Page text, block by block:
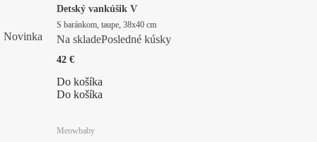
Novinka
Detský vankúšik V
S baránkom, taupe, 38x40 cm
Na skladePosledné kúsky
42 €
Do košíka
Do košíka
Meowbaby